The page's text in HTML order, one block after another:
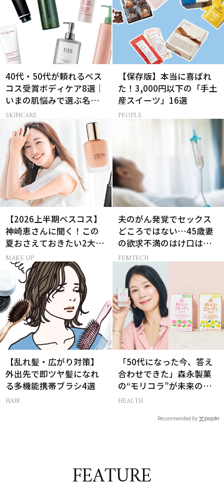
40代・50代が頼れるベス
コス受賞ボディケア8選｜
いまの肌悩みで選ぶ名品
まとめ
SKINCARE
【保存版】本当に喜ばれ
た！3,000円以下の「手土
産スイーツ」16選
PEOPLE
【2026上半期ベスコス】
神崎恵さんに聞く！この
夏おさえておきたい2大メ
イクトレンド
MAKE UP
夫のがん発覚でセックス
どころではない…45歳妻
の欲求不満のはけ口は
【セックスレス AND THE
CITY -女たちの告白-】
FEMTECH
【乱れ髪・広がり対策】
外出先で即ツヤ髪になれ
る多機能携帯ブラシ4選
HAIR
「50代になった今、答え
合わせできた」森永製菓
の“モリコラ”が未来のキ
レイを連れてくる！
HEALTH
Recommended by
FEATURE